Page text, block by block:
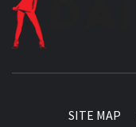
SITE MAP